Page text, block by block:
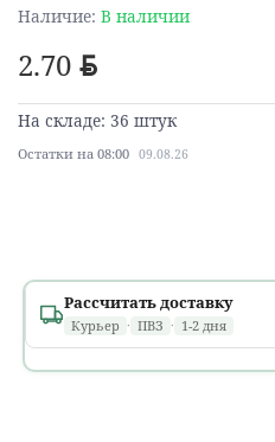
2.70 BYN
Наличие: В наличии
На складе: 36 штук
Остатки на 08:00 09.08.26
Рассчитать доставку
Курьер · ПВЗ · 1-2 дня
Минск и областные города